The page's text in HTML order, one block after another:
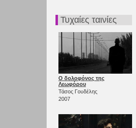
Τυχαίες ταινίες
Ο δολοφόνος της
Λεωφόρου
Τάσος Γουδέλης
2007